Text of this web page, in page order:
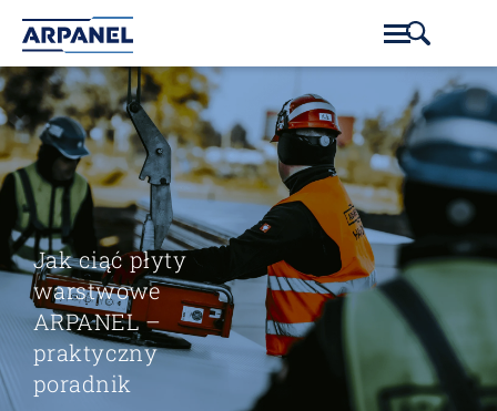
Jak ciąć płyty
warstwowe
ARPANEL –
praktyczny
poradnik